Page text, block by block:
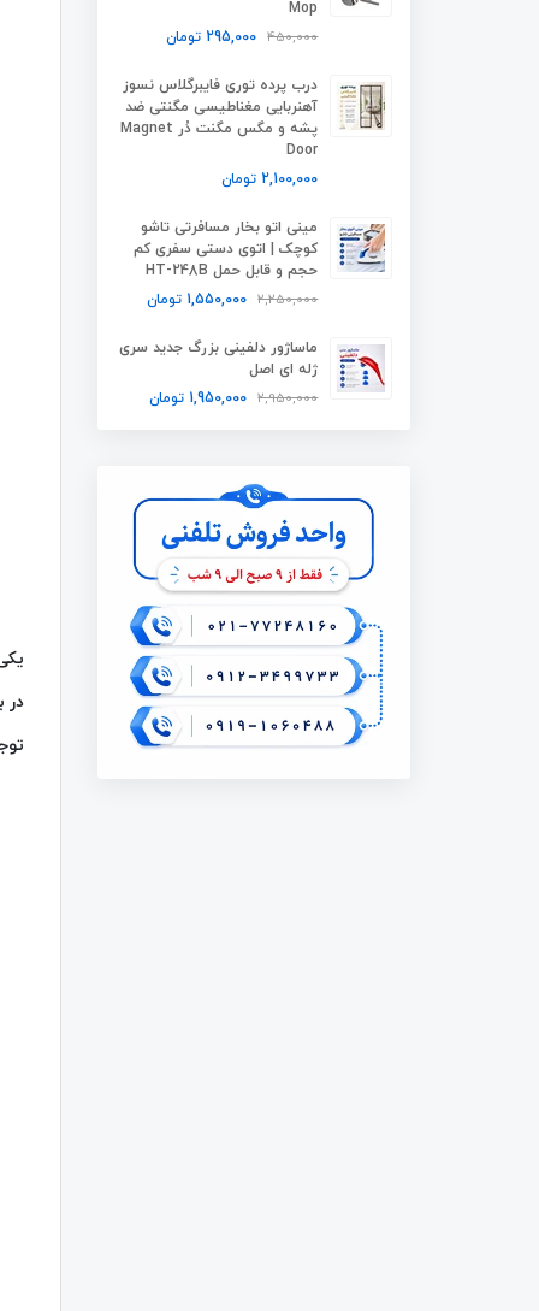
Mop
450,000
295,000 تومان
درب پرده توری فایبرگلاس نسوز
آهنربایی مغناطیسی مگنتی ضد
پشه و مگس مگنت دُر Magnet
Door
2,100,000 تومان
مینی اتو بخار مسافرتی تاشو
کوچک | اتوی دستی سفری کم
حجم و قابل حمل HT-248B
2,250,000
1,550,000 تومان
ماساژور دلفینی بزرگ جدید سری
ژله ای اصل
2,950,000
1,950,000 تومان
در